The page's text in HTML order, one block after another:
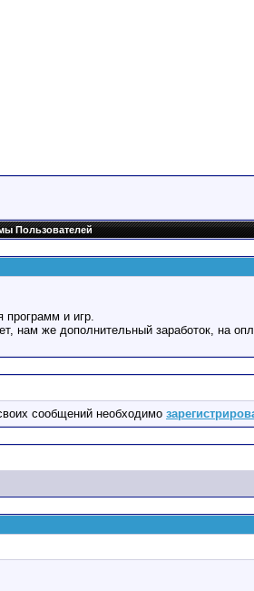
Пользователей
программ и игр.
нам же дополнительный заработок, на
сообщений необходимо